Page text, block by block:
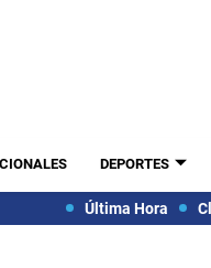
DEPORTES
Última Hora